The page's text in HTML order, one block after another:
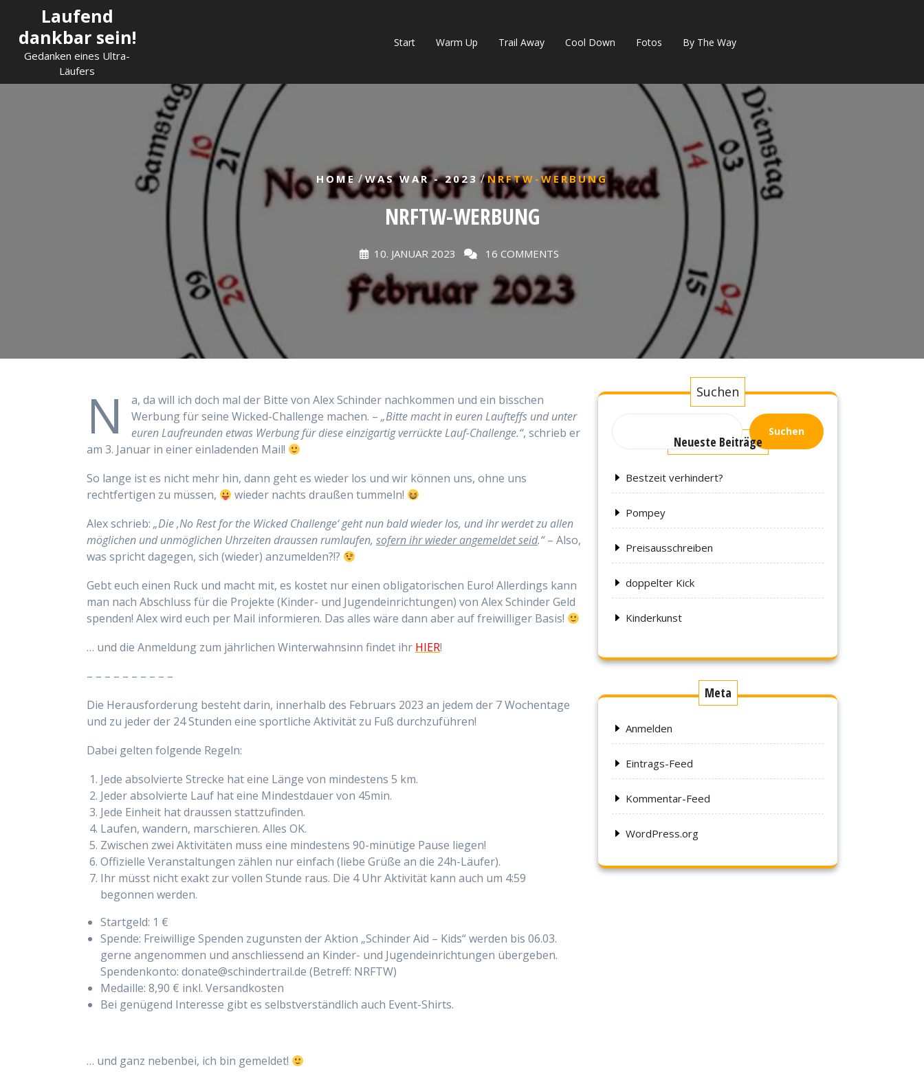
content
Laufend
dankbar sein!
Gedanken eines Ultra-
Läufers
Start Warm Up Trail Away Cool Down Fotos By The Way
HOME /WAS WAR - 2023 /NRFTW-WERBUNG
NRFTW-WERBUNG
10. JANUAR 2023 16 COMMENTS
N
a, da will ich doch mal der Bitte von Alex Schinder nachkommen und ein bisschen
Werbung für seine Wicked-Challenge machen. – „Bitte macht in euren Laufteffs und unter
euren Laufreunden etwas Werbung für diese einzigartig verrückte Lauf-Challenge.“, schrieb er
am 3. Januar in einer einladenden Mail!
So lange ist es nicht mehr hin, dann geht es wieder los und wir können uns, ohne uns
rechtfertigen zu müssen,
wieder nachts draußen tummeln!
Alex schrieb: „Die ‚No Rest for the Wicked Challenge‘ geht nun bald wieder los, und ihr werdet zu allen
möglichen und unmöglichen Uhrzeiten draussen rumlaufen, sofern ihr wieder angemeldet seid.“– Also,
was spricht dagegen, sich (wieder) anzumelden?!?
Gebt euch einen Ruck und macht mit, es kostet nur einen obligatorischen Euro! Allerdings kann
man nach Abschluss für die Projekte (Kinder- und Jugendeinrichtungen) von Alex Schinder Geld
spenden! Alex wird euch per Mail informieren. Das alles wäre dann aber auf freiwilliger Basis!
… und die Anmeldung zum jährlichen Winterwahnsinn findet ihr HIER!
– – – – – – – – – –
Die Herausforderung besteht darin, innerhalb des Februars 2023 an jedem der 7 Wochentage
und zu jeder der 24 Stunden eine sportliche Aktivität zu Fuß durchzuführen!
Dabei gelten folgende Regeln:
Jede absolvierte Strecke hat eine Länge von mindestens 5 km.
Jeder absolvierte Lauf hat eine Mindestdauer von 45min.
Jede Einheit hat draussen stattzufinden.
Laufen, wandern, marschieren. Alles OK.
Zwischen zwei Aktivitäten muss eine mindestens 90-minütige Pause liegen!
Offizielle Veranstaltungen zählen nur einfach (liebe Grüße an die 24h-Läufer).
Ihr müsst nicht exakt zur vollen Stunde raus. Die 4 Uhr Aktivität kann auch um 4:59
begonnen werden.
Startgeld: 1 €
Spende: Freiwillige Spenden zugunsten der Aktion „Schinder Aid – Kids“ werden bis 06.03.
gerne angenommen und anschliessend an Kinder- und Jugendeinrichtungen übergeben.
Spendenkonto: donate@schindertrail.de (Betreff: NRFTW)
Medaille: 8,90 € inkl. Versandkosten
Bei genügend Interesse gibt es selbstverständlich auch Event-Shirts.
… und ganz nebenbei, ich bin gemeldet!
Suchen
Suchen
Neueste Beiträge
Bestzeit verhindert?
Pompey
Preisausschreiben
doppelter Kick
Kinderkunst
Meta
Anmelden
Eintrags-Feed
Kommentar-Feed
WordPress.org